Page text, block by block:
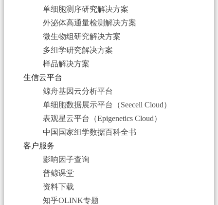
单细胞测序研究解决方案
外泌体高通量检测解决方案
微生物组研究解决方案
多组学研究解决方案
样品解决方案
生信云平台
鲸舟基因云分析平台
单细胞数据展示平台（Seecell Cloud）
表观星云平台（Epigenetics Cloud）
中国国家组学数据百科全书
客户服务
影响因子查询
普鲸课堂
资料下载
知乎OLINK专题